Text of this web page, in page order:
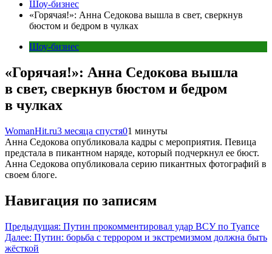
Шоу-бизнес
«Горячая!»: Анна Седокова вышла в свет, сверкнув
бюстом и бедром в чулках
Шоу-бизнес
«Горячая!»: Анна Седокова вышла
в свет, сверкнув бюстом и бедром
в чулках
WomanHit.ru3 месяца спустя01 минуты
Анна Седокова опубликовала кадры с мероприятия. Певица
предстала в пикантном наряде, который подчеркнул ее бюст.
Анна Седокова опубликовала серию пикантных фотографий в
своем блоге.
Навигация по записям
Предыдущая: Путин прокомментировал удар ВСУ по Туапсе
Далее: Путин: борьба с террором и экстремизмом должна быть
жёсткой